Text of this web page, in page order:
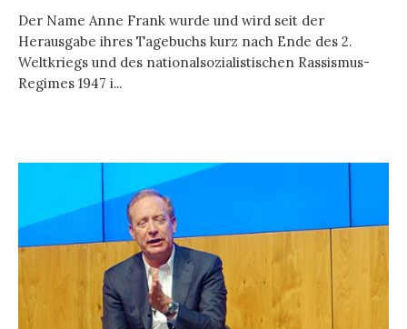
Der Name Anne Frank wurde und wird seit der
Herausgabe ihres Tagebuchs kurz nach Ende des 2.
Weltkriegs und des nationalsozialistischen Rassismus-
Regimes 1947 i...